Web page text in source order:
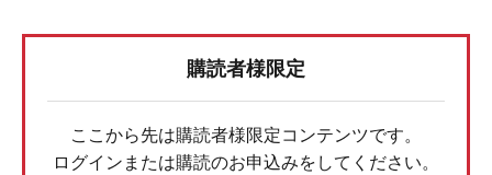
購読者様限定
ここから先は購読者様限定コンテンツです。
ログインまたは購読のお申込みをしてください。